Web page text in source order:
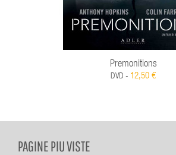
Premonitions
DVD - 12,50 €
PAGINE PIU VISTE